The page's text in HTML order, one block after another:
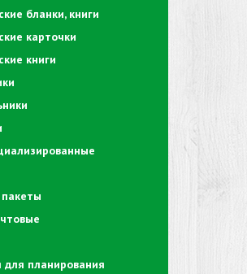
бланки, книги
карточки
книги
для планирования